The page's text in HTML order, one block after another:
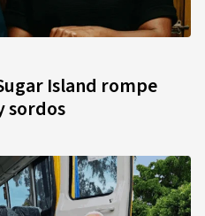
Island rompe
sordos